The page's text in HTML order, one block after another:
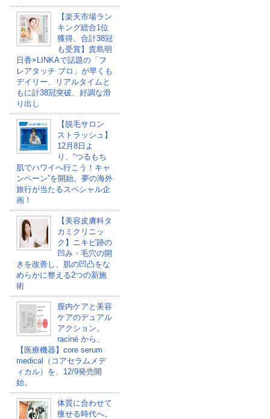
【楽天市場ラン
キング総合1位
獲得、合計38冠
も受賞】貴島明
日香×LINKAで話題の「フ
レアタッチ プロ」が早くも
デイリー、リアルタイムと
もに計38冠突破、好調な滑
り出し
【脱毛サロン
ストラッシュ】
12月8日よ
り、“つるもち
肌でハワイへ行こう！キャ
ンペーン”を開始。夢の海外
旅行が当たるスペシャル企
画！
【美容皮膚科タ
カミクリニッ
ク】ニキビ跡の
凹み・毛穴の開
きを改善し、肌の凹凸をな
めらかに整える2つの新施
術
膣内ケアと美容
ケアのデュアル
アクション。
raciné から、
【医療機器】core serum
medical（コアセラムメデ
ィカル）を、12/9発売開
始。
体質に合わせて
痩せる時代へ。